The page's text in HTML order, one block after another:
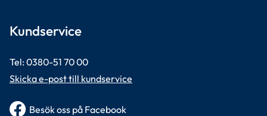
Kundservice
Tel: 0380-51 70 00
Skicka e-post till kundservice
Besök oss på Facebook